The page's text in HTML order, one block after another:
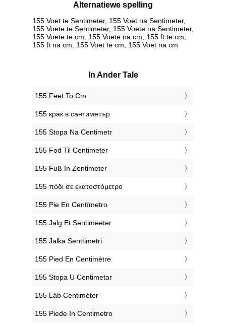
Alternatiewe spelling
155 Voet te Sentimeter, 155 Voet na Sentimeter,
155 Voete te Sentimeter, 155 Voete na Sentimeter,
155 Voete te cm, 155 Voete na cm, 155 ft te cm,
155 ft na cm, 155 Voet te cm, 155 Voet na cm
In Ander Tale
‎155 Feet To Cm
‎155 крак в сантиметър
‎155 Stopa Na Centimetr
‎155 Fod Til Centimeter
‎155 Fuß In Zentimeter
‎155 πόδι σε εκατοστόμετρο
‎155 Pie En Centímetro
‎155 Jalg Et Sentimeeter
‎155 Jalka Senttimetri
‎155 Pied En Centimètre
‎155 Stopa U Centimetar
‎155 Láb Centiméter
‎155 Piede In Centimetro